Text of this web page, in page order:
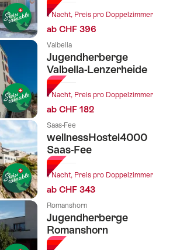
1 Nacht, Preis pro Doppelzimmer
ab CHF 396
Valbella
Jugendherberge
Valbella-Lenzerheide
1 Nacht, Preis pro Doppelzimmer
ab CHF 182
Saas-Fee
wellnessHostel4000
Saas-Fee
1 Nacht, Preis pro Doppelzimmer
ab CHF 343
Romanshorn
Jugendherberge
Romanshorn